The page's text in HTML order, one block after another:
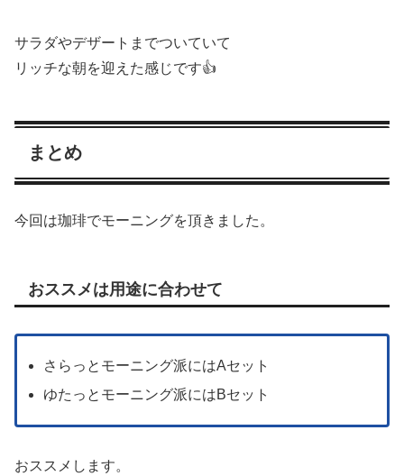
サラダやデザートまでついていて
リッチな朝を迎えた感じです👍
まとめ
今回は珈琲でモーニングを頂きました。
おススメは用途に合わせて
さらっとモーニング派にはAセット
ゆたっとモーニング派にはBセット
おススメします。